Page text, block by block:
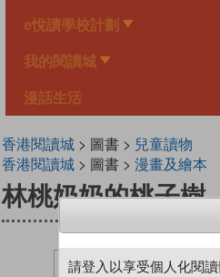
e悅讀學校計劃
我的閱讀城
漫話生活
香港閱讀城> 圖書 > 兒童讀物
香港閱讀城> 圖書 > 漫畫及繪本
林桃奶奶的桃子樹
請登入以享受個人化閱